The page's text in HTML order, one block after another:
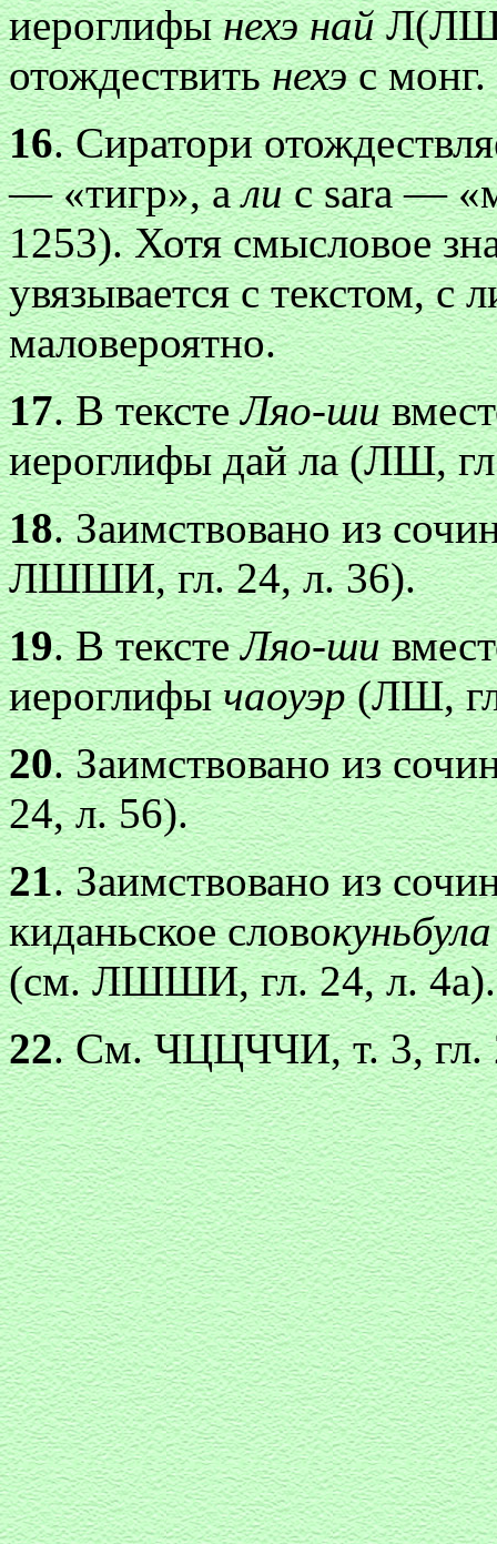
иероглифынехэ найЛ(ЛШ,
отождествитьнехэс монг.
16. Сиратори
— «тигр», алис sara —
1253). Хотя смысловое
увязывается с текстом, с
маловероятно.
17. В текстеЛяо-ши
иероглифы дай ла (ЛШ,
18. Заимствовано из
ЛШШИ, гл. 24, л. 36).
19. В текстеЛяо-ши
иероглифычаоуэр(ЛШ,
20. Заимствовано из
24, л. 56).
21. Заимствовано из
киданьское словокуньбула
(см. ЛШШИ, гл. 24, л. 4а).
22. См. ЧЦЦЧЧИ, т. 3, гл.